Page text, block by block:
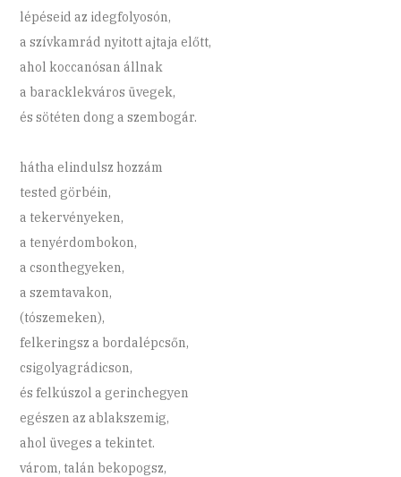
lépéseid az idegfolyosón,
a szívkamrád nyitott ajtaja előtt,
ahol koccanósan állnak
a baracklekváros üvegek,
és sötéten dong a szembogár.
hátha elindulsz hozzám
tested görbéin,
a tekervényeken,
a tenyérdombokon,
a csonthegyeken,
a szemtavakon,
(tószemeken),
felkeringsz a bordalépcsőn,
csigolyagrádicson,
és felkúszol a gerinchegyen
egészen az ablakszemig,
ahol üveges a tekintet.
várom, talán bekopogsz,